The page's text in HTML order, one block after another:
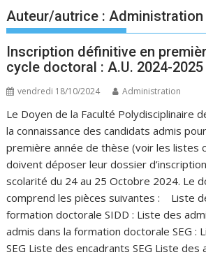
Auteur/autrice :Administration
Inscription définitive en
cycle doctoral : A.U. 2024-2025
vendredi 18/10/2024 Administration
Le Doyen de la Faculté Polydisciplinaire
la connaissance des candidats admis
première année de thèse (voir les listes
doivent déposer leur dossier
scolarité du 24 au 25 Octobre 2024. Le
comprend les pièces suivantes : Liste
formation doctorale SIDD : Liste des
admis dans la formation doctorale SEG :
SEG Liste des encadrants SEG Liste des